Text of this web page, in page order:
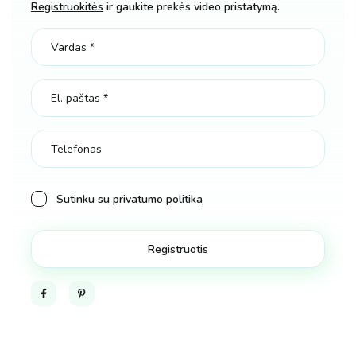
kiekis
Registruokitės ir gaukite prekės video pristatymą.
Sutinku su privatumo politika
FacebookPinterest